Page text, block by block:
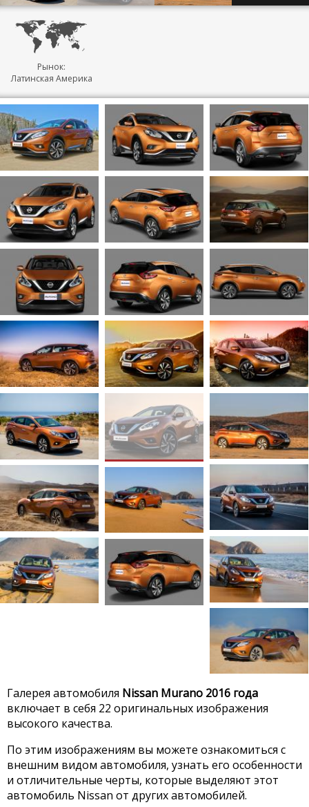
Рынок:
Латинская Америка
Галерея автомобиля Nissan Murano 2016 года
включает в себя 22 оригинальных изображения
высокого качества.
По этим изображениям вы можете ознакомиться с
внешним видом автомобиля, узнать его особенности
и отличительные черты, которые выделяют этот
автомобиль Nissan от других автомобилей.